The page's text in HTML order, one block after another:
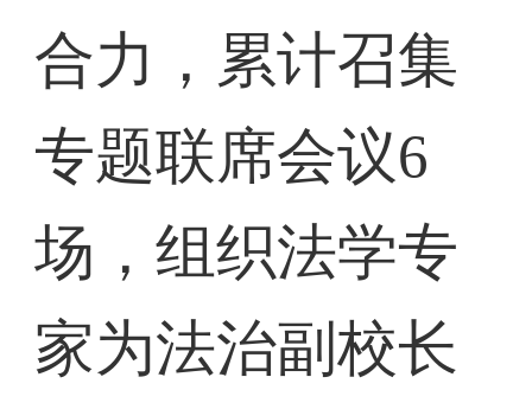
合力，累计召集
专题联席会议6
场，组织法学专
家为法治副校长